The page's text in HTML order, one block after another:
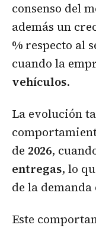
consenso del
además un
% respecto al
cuando la
vehículos.
La evolución
de 2026,
entregas, lo
de la
Este